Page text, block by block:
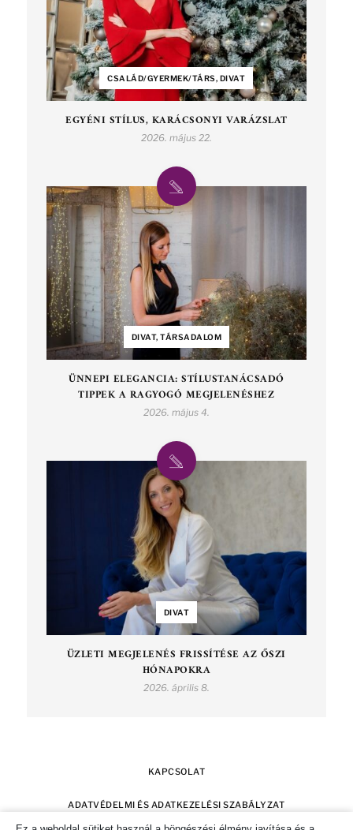
CSALÁD/GYERMEK/TÁRS, DIVAT
EGYÉNI STÍLUS, KARÁCSONYI VARÁZSLAT
2026. május 22.
DIVAT, TÁRSADALOM
ÜNNEPI ELEGANCIA: STÍLUSTANÁCSADÓ
TIPPEK A RAGYOGÓ MEGJELENÉSHEZ
2026. május 4.
DIVAT
ÜZLETI MEGJELENÉS FRISSÍTÉSE AZ ŐSZI
HÓNAPOKRA
2026. április 8.
KAPCSOLAT
ADATVÉDELMI ÉS ADATKEZELÉSI SZABÁLYZAT